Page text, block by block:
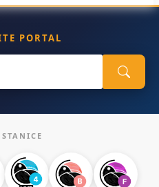
PORTAL